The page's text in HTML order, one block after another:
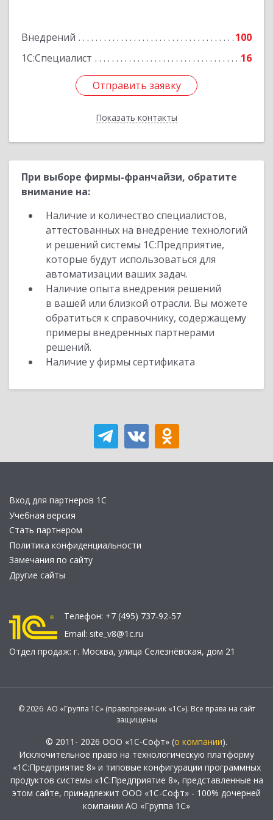
Внедрений
100
1С:Специалист
16
Отправить заявку
Показать контакты
Подробнее
Отправить заявку
Назад
При выборе фирмы-франчайзи, обратите
внимание на:
Наличие и количество специалистов,
аттестованных на внедрение технологий
и решений системы 1С:Предприятие,
которые будут использоваться для
автоматизации ваших задач.
Наличие опыта внедрения решений
в вашей или близкой отрасли. Вы можете
обратиться к справочнику, содержащему
примеры внедренных партнерами
решений.
Наличие у фирмы сертификата
Вход для партнеров 1С
Учебная версия
Стать партнером
Политика конфиденциальности
Замечания по сайту
Другие сайты
Телефон: +7 (495) 737-92-57
Email: site_v8@1c.ru
Отдел продаж: г. Москва, улица Селезнёвская, дом 21
© 2026 АО «Группа 1С» (правопреемник «1С»). Все права на сайт
защищены
© 2011- 2026 ООО «1С-Софт» (о компании).
Исключительное право на технологическую платформу
«1С:Предприятие 8» и типовые конфигурации программных
продуктов системы «1С:Предприятие 8», представленные на
этом сайте, принадлежит ООО «1С-Софт» - 100% дочерней
компании АО «Группа 1С»